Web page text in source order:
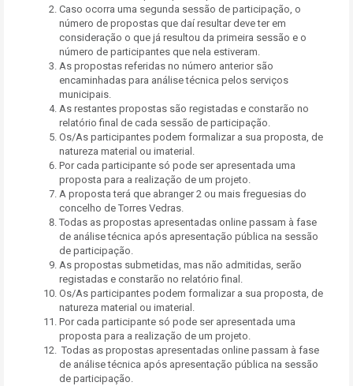
Caso ocorra uma segunda sessão de participação, o
número de propostas que daí resultar deve ter em
consideração o que já resultou da primeira sessão e o
número de participantes que nela estiveram.
As propostas referidas no número anterior são
encaminhadas para análise técnica pelos serviços
municipais.
As restantes propostas são registadas e constarão no
relatório final de cada sessão de participação.
Os/As participantes podem formalizar a sua proposta, de
natureza material ou imaterial.
Por cada participante só pode ser apresentada uma
proposta para a realização de um projeto.
A proposta terá que abranger 2 ou mais freguesias do
concelho de Torres Vedras.
Todas as propostas apresentadas online passam à fase
de análise técnica após apresentação pública na sessão
de participação.
As propostas submetidas, mas não admitidas, serão
registadas e constarão no relatório final.
Os/As participantes podem formalizar a sua proposta, de
natureza material ou imaterial.
Por cada participante só pode ser apresentada uma
proposta para a realização de um projeto.
Todas as propostas apresentadas online passam à fase
de análise técnica após apresentação pública na sessão
de participação.